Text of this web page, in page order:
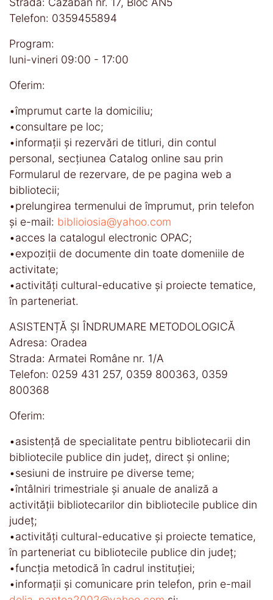
Telefon: 0359455894
Program:
luni-vineri 09:00 - 17:00
Oferim:
•împrumut carte la domiciliu;
•consultare pe loc;
•informaţii și rezervări de titluri, din contul
personal, secţiunea Catalog online sau prin
Formularul de rezervare, de pe pagina web a
bibliotecii;
•prelungirea termenului de împrumut, prin telefon
și e-mail: biblioiosia@yahoo.com
•acces la catalogul electronic OPAC;
•expoziţii de documente din toate domeniile de
activitate;
•activităţi cultural-educative şi proiecte tematice,
în parteneriat.
ASISTENȚĂ ȘI ÎNDRUMARE METODOLOGICĂ
Adresa: Oradea
Strada: Armatei Române nr. 1/A
Telefon: 0259 431 257, 0359 800363, 0359
800368
Oferim:
•asistență de specialitate pentru bibliotecarii din
bibliotecile publice din județ, direct și online;
•sesiuni de instruire pe diverse teme;
•întâlniri trimestriale și anuale de analiză a
activității bibliotecarilor din bibliotecile publice din
județ;
•activități cultural-educative și proiecte tematice,
în parteneriat cu bibliotecile publice din județ;
•funcția metodică în cadrul instituției;
•informații și comunicare prin telefon, prin e-mail